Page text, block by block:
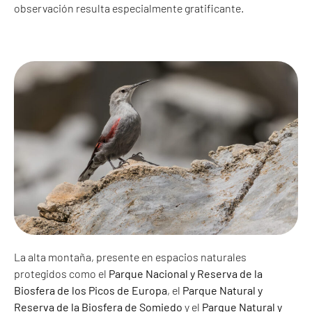
observación resulta especialmente gratificante.
La alta montaña, presente en espacios naturales
protegidos como el Parque Nacional y Reserva de la
Biosfera de los Picos de Europa, el Parque Natural y
Reserva de la Biosfera de Somiedo y el Parque Natural y